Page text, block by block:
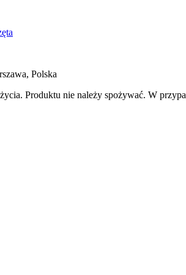
Polska
Produktu nie należy spożywać. W